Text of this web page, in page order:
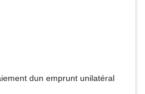
dun emprunt unilatéral